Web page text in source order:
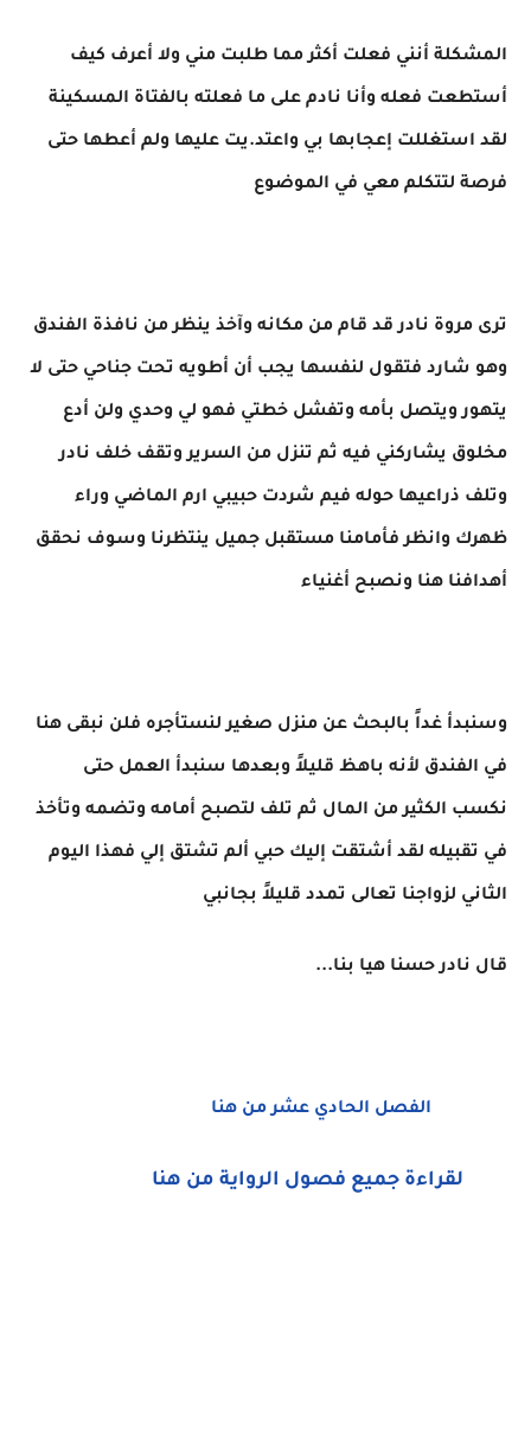
المشكلة أنني فعلت أكثر مما طلبت مني ولا أعرف كيف
أستطعت فعله وأنا نادم على ما فعلته بالفتاة المسكينة
لقد استغللت إعجابها بي واعتد.يت عليها ولم أعطها حتى
فرصة لتتكلم معي في الموضوع
ترى مروة نادر قد قام من مكانه وآخذ ينظر من نافذة الفندق
وهو شارد فتقول لنفسها يجب أن أطويه تحت جناحي حتى لا
يتهور ويتصل بأمه وتفشل خطتي فهو لي وحدي ولن أدع
مخلوق يشاركني فيه ثم تنزل من السرير وتقف خلف نادر
وتلف ذراعيها حوله فيم شردت حبيبي ارم الماضي وراء
ظهرك وانظر فأمامنا مستقبل جميل ينتظرنا وسوف نحقق
أهدافنا هنا ونصبح أغنياء
وسنبدأ غداً بالبحث عن منزل صغير لنستأجره فلن نبقى هنا
في الفندق لأنه باهظ قليلاً وبعدها سنبدأ العمل حتى
نكسب الكثير من المال ثم تلف لتصبح أمامه وتضمه وتأخذ
في تقبيله لقد أشتقت إليك حبي ألم تشتق إلي فهذا اليوم
الثاني لزواجنا تعالى تمدد قليلاً بجانبي
قال نادر حسنا هيا بنا...
الفصل الحادي عشر من هنا
لقراءة جميع فصول الرواية من هنا